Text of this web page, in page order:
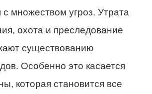
с множеством угроз. Утрата
охота и преследование
существованию
Особенно это касается
которая становится все